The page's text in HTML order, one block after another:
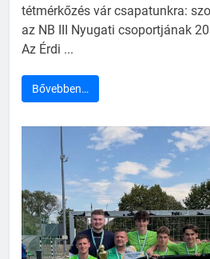
tétmérkőzés vár csapatunkra:
az NB III Nyugati csoportjának
Az Érdi ...
Bővebben…